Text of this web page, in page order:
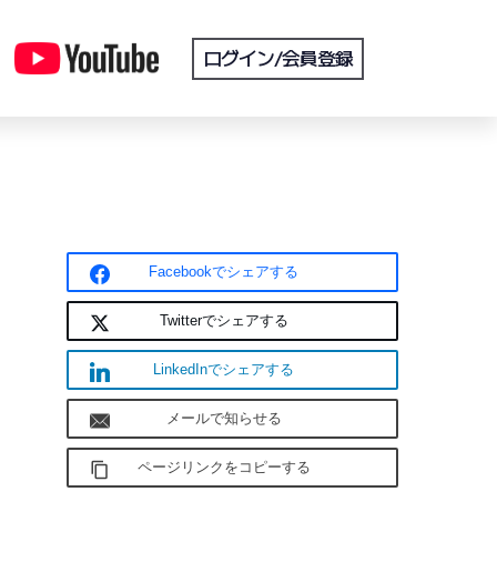
ログイン/会員登録
Facebookでシェアする
Twitterでシェアする
LinkedInでシェアする
メールで知らせる
ページリンクをコピーする